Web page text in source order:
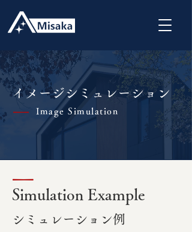
イメージシミュレーション
| Image Simulation
Simulation Example
|
シミュレーション例